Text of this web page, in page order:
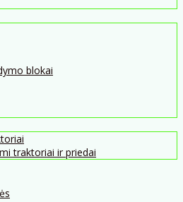
blokai
traktoriai ir priedai